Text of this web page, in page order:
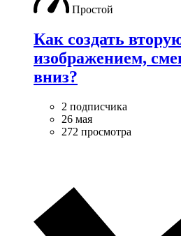
Простой
Как создать
изображением,
вниз?
2 подписчика
26 мая
272 просмотра